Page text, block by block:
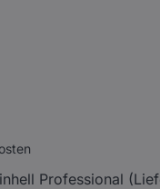
Professional